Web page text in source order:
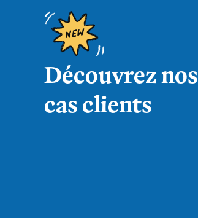
Découvrez nos
cas clients